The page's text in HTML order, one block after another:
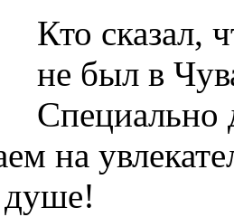
Кто сказал,
не был в
Специально
на
душе!